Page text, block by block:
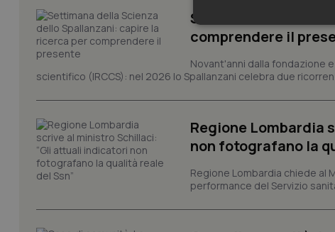
Settimana della
comprendere il
Novant'anni dalla fondazione
scientifico (IRCCS): nel 2026 lo Spallanzani celebra due
Regione Lombardia
non fotografano la
Regione Lombardia chiede al
performance del Servizio
I cookie necessari
Nome